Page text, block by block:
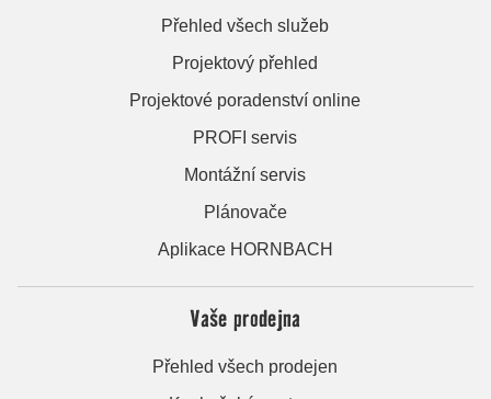
Přehled všech služeb
Projektový přehled
Projektové poradenství online
PROFI servis
Montážní servis
Plánovače
Aplikace HORNBACH
Vaše prodejna
Přehled všech prodejen